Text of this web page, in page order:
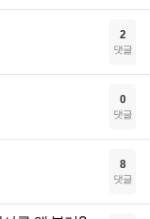
2
댓글
0
댓글
8
댓글